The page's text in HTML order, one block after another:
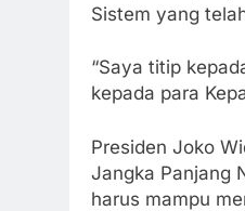
Sistem yang
“Saya titip
kepada para
Presiden Joko
Jangka Panjang
harus mampu